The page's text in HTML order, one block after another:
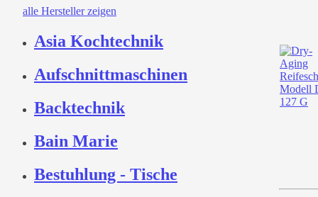
alle Hersteller zeigen
Asia Kochtechnik
Aufschnittmaschinen
Backtechnik
Bain Marie
Bestuhlung - Tische